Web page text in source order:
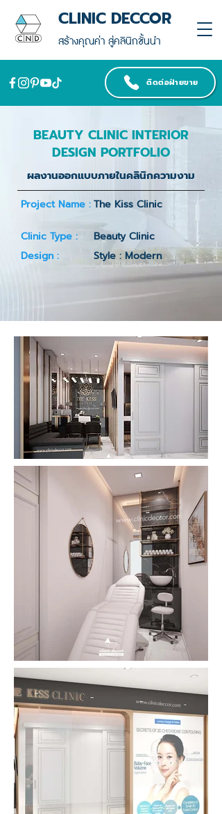
สร้างคุณค่า สู่คลินิกชั้นนำ
CLINIC DECCOR
ติดต่อฝ่ายขาย
BEAUTY CLINIC INTERIOR
DESIGN PORTFOLIO
ผลงานออกแบบภายในคลินิกความงาม
Project Name :The Kiss Clinic
Clinic Type :
Beauty Clinic
Design :
Style : Modern